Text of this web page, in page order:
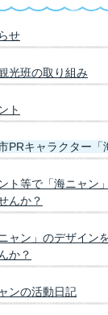
せ
光班の取り組み
ト
PRキャラクター「
ト等で「海ニャン
んか？
ニャン」のデザイン
か？
ンの活動日記